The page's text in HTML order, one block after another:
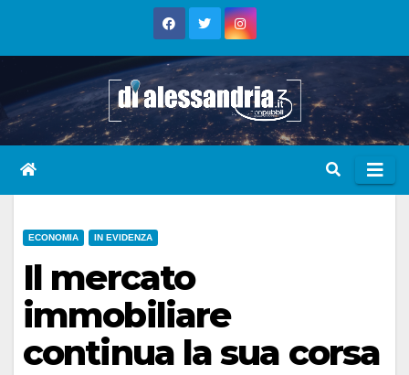
ECONOMIA IN EVIDENZA
Il mercato
immobiliare
continua la sua corsa